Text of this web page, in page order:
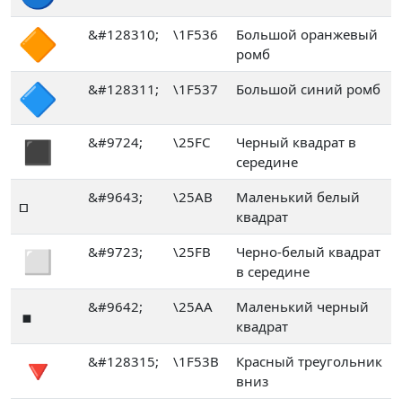
🔶
&#128310; \1F536
Большой оранжевый
ромб
🔷 &#128311; \1F537 Большой синий ромб
◼ &#9724; \25FC
Черный квадрат в
середине
▫ &#9643; \25AB
Маленький белый
квадрат
◻ &#9723; \25FB
Черно-белый квадрат
в середине
▪ &#9642; \25AA
Маленький черный
квадрат
🔻 &#128315; \1F53B
Красный треугольник
вниз